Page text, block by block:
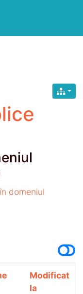
domeniul
Modificat
la